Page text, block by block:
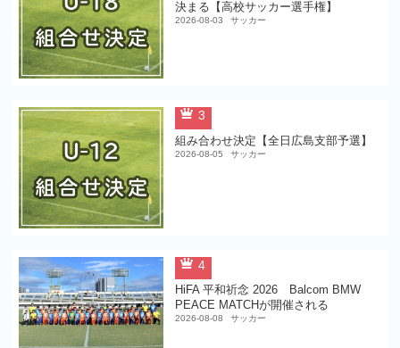
決まる【高校サッカー選手権】
2026-08-03 サッカー
3
組み合わせ決定【全日広島支部予選】
2026-08-05 サッカー
4
HiFA 平和祈念 2026 Balcom BMW
PEACE MATCHが開催される
2026-08-08 サッカー